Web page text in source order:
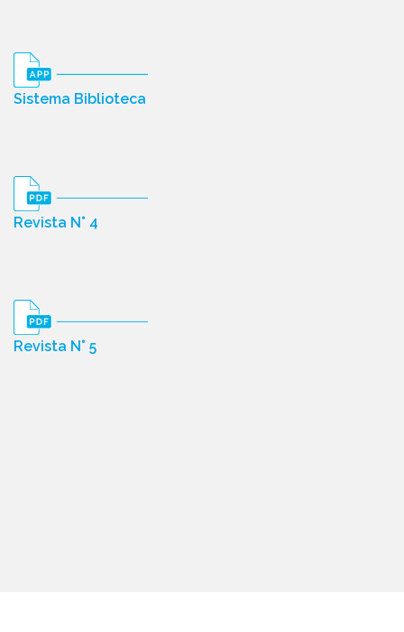
Sistema Biblioteca
Revista N° 4
Revista N° 5